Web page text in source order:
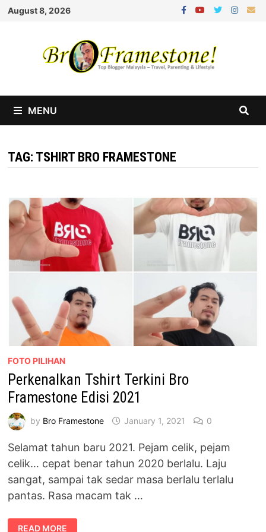
Skip
August 8, 2026
MENU
TAG: TSHIRT BRO FRAMESTONE
FOTO PILIHAN
Perkenalkan Tshirt Terkini Bro
Framestone Edisi 2021
by Bro Framestone January 1, 2021 0
Selamat tahun baru 2021. Pejam celik, pejam
celik… cepat benar tahun 2020 berlalu. Laju
sangat, sampai tak sedar masa berlalu terlalu
pantas. Rasa macam tak …
PERKENALKAN
READ MORE